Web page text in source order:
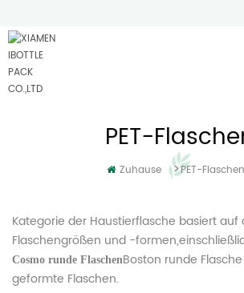
PET-
Zuhause >PET-Flaschen
Kategorie der Haustierflasche basiert auf
Flaschengrößen und -
Cosmo runde FlaschenBoston runde
geformte Flaschen.